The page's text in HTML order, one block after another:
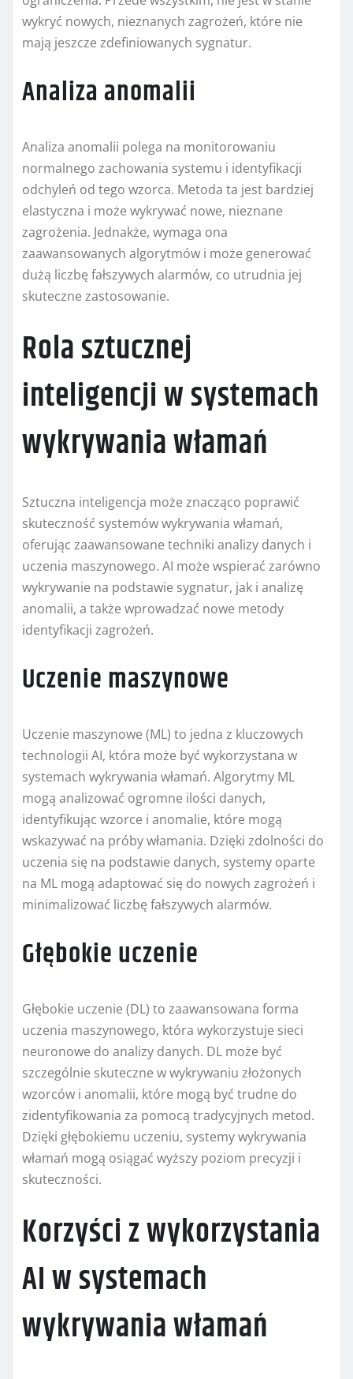
wykryć nowych, nieznanych zagrożeń, które nie
mają jeszcze zdefiniowanych sygnatur.
Analiza anomalii
Analiza anomalii polega na monitorowaniu
normalnego zachowania systemu i identyfikacji
odchyleń od tego wzorca. Metoda ta jest bardziej
elastyczna i może wykrywać nowe, nieznane
zagrożenia. Jednakże, wymaga ona
zaawansowanych algorytmów i może generować
dużą liczbę fałszywych alarmów, co utrudnia jej
skuteczne zastosowanie.
Rola sztucznej
inteligencji w systemach
wykrywania włamań
Sztuczna inteligencja może znacząco poprawić
skuteczność systemów wykrywania włamań,
oferując zaawansowane techniki analizy danych i
uczenia maszynowego. AI może wspierać zarówno
wykrywanie na podstawie sygnatur, jak i analizę
anomalii, a także wprowadzać nowe metody
identyfikacji zagrożeń.
Uczenie maszynowe
Uczenie maszynowe (ML) to jedna z kluczowych
technologii AI, która może być wykorzystana w
systemach wykrywania włamań. Algorytmy ML
mogą analizować ogromne ilości danych,
identyfikując wzorce i anomalie, które mogą
wskazywać na próby włamania. Dzięki zdolności do
uczenia się na podstawie danych, systemy oparte
na ML mogą adaptować się do nowych zagrożeń i
minimalizować liczbę fałszywych alarmów.
Głębokie uczenie
Głębokie uczenie (DL) to zaawansowana forma
uczenia maszynowego, która wykorzystuje sieci
neuronowe do analizy danych. DL może być
szczególnie skuteczne w wykrywaniu złożonych
wzorców i anomalii, które mogą być trudne do
zidentyfikowania za pomocą tradycyjnych metod.
Dzięki głębokiemu uczeniu, systemy wykrywania
włamań mogą osiągać wyższy poziom precyzji i
skuteczności.
Korzyści z wykorzystania
AI w systemach
wykrywania włamań